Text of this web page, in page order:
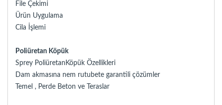
File Çekimi
Ürün Uygulama
Cila İşlemi
Poliüretan Köpük
Sprey PoliüretanKöpük Özellikleri
Dam akmasına nem rutubete garantili çözümler
Temel , Perde Beton ve Teraslar